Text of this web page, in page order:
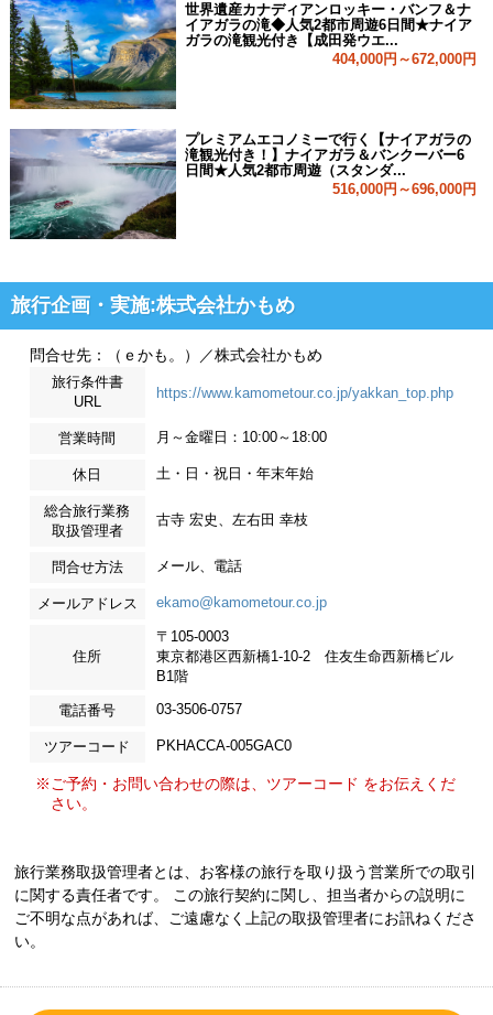
世界遺産カナディアンロッキー・バンフ＆ナ
イアガラの滝◆人気2都市周遊6日間★ナイア
ガラの滝観光付き【成田発ウエ...
404,000円～672,000円
プレミアムエコノミーで行く【ナイアガラの
滝観光付き！】ナイアガラ＆バンクーバー6
日間★人気2都市周遊（スタンダ...
516,000円～696,000円
旅行企画・実施:株式会社かもめ
問合せ先：（ｅかも。）／株式会社かもめ
旅行条件書
URL
https://www.kamometour.co.jp/yakkan_top.php
営業時間 月～金曜日：10:00～18:00
休日 土・日・祝日・年末年始
総合旅行業務
取扱管理者
古寺 宏史、左右田 幸枝
問合せ方法 メール、電話
メールアドレス ekamo@kamometour.co.jp
住所
〒105-0003
東京都港区西新橋1-10-2 住友生命西新橋ビル
B1階
電話番号 03-3506-0757
ツアーコード PKHACCA-005GAC0
※ご予約・お問い合わせの際は、ツアーコード をお伝えくだ
さい。
旅行業務取扱管理者とは、お客様の旅行を取り扱う営業所での取引
に関する責任者です。 この旅行契約に関し、担当者からの説明に
ご不明な点があれば、ご遠慮なく上記の取扱管理者にお訊ねくださ
い。